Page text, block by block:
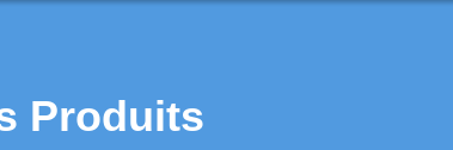
Produits